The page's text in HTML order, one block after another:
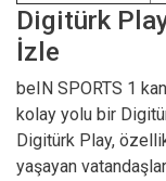
Digitürk
İzle
beIN SPORTS 1
kolay yolu bir
Digitürk Play,
yaşayan